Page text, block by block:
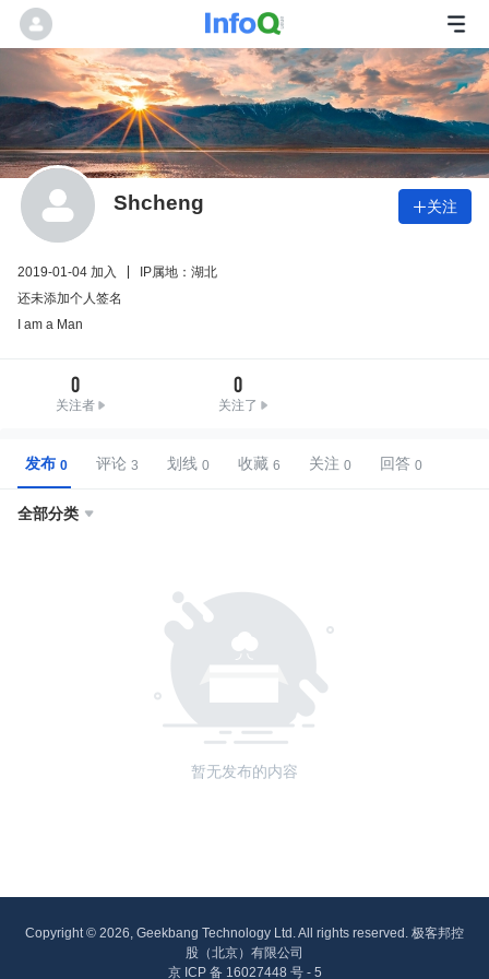
Shcheng 关注
2019-01-04 加入
IP属地：湖北
还未添加个人签名
I am a Man
0
关注者
0
关注了
发布 评论 划线 收藏 关注 回答
全部分类 
暂无发布的内容
Copyright © 2026, Geekbang Technology Ltd. All rights reserved. 极客邦控
股（北京）有限公司
京 ICP 备 16027448 号 - 5